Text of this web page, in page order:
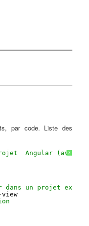
par code. Liste des
?
Angular (avec
dans un projet